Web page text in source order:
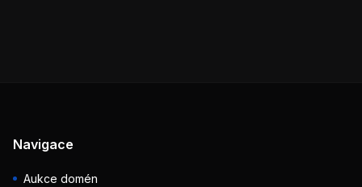
Navigace
Aukce domén